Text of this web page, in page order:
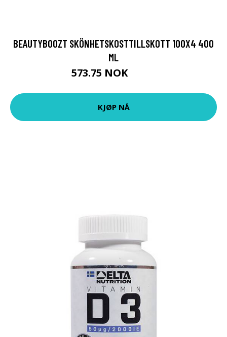
BEAUTYBOOZT SKÖNHETSKOSTTILLSKOTT 100X4 400
ML
573.75 NOK
KJØP NÅ